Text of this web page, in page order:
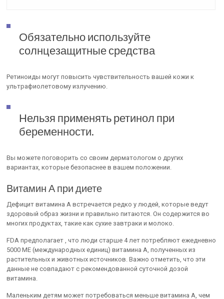
Обязательно используйте
солнцезащитные средства
Ретиноиды могут повысить чувствительность вашей кожи к
ультрафиолетовому излучению.
Нельзя применять ретинол при
беременности.
Вы можете поговорить со своим дерматологом о других
вариантах, которые безопаснее в вашем положении.
Витамин А при диете
Дефицит витамина А встречается редко у людей, которые ведут
здоровый образ жизни и правильно питаются. Он содержится во
многих продуктах, такие как сухие завтраки и молоко.
FDA предполагает , что люди старше 4 лет потребляют ежедневно
5000 МЕ (международных единиц) витамина А, полученных из
растительных и животных источников. Важно отметить, что эти
данные не совпадают с рекомендованной суточной дозой
витамина.
Маленьким детям может потребоваться меньше витамина А, чем